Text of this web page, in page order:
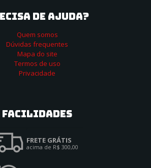
DE AJUDA?
Quem somos
Dúvidas frequentes
Mapa do site
Termos de uso
Privacidade
Facilidades
FRETE GRÁTIS
acima de R$ 300,00